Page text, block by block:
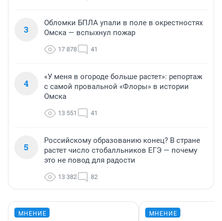
3
Обломки БПЛА упали в поле в окрестностях
Омска — вспыхнул пожар
17 878 41
4
«У меня в огороде больше растет»: репортаж
с самой провальной «Флоры» в истории
Омска
13 551 41
5
Российскому образованию конец? В стране
растет число стобалльников ЕГЭ — почему
это не повод для радости
13 382 82
МНЕНИЕ МНЕНИЕ